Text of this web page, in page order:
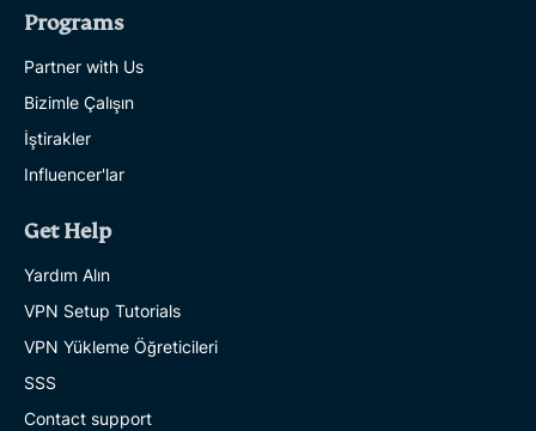
Programs
Partner with Us
Bizimle Çalışın
İştirakler
Influencer'lar
Get Help
Yardım Alın
VPN Setup Tutorials
VPN Yükleme Öğreticileri
SSS
Contact support